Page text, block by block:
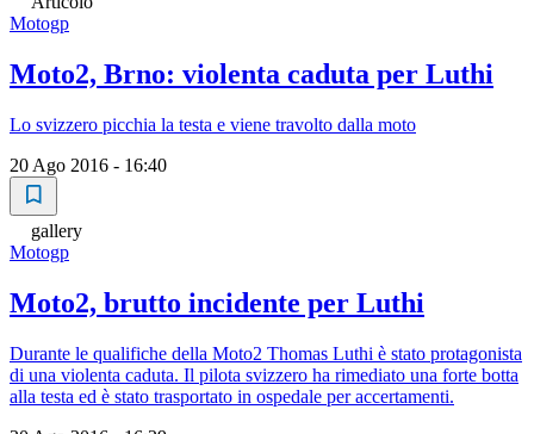
Motogp
Moto2, Brno: violenta caduta per Luthi
Lo svizzero picchia la testa e viene travolto dalla moto
20 Ago 2016 - 16:40
gallery
Motogp
Moto2, brutto incidente per Luthi
Durante le qualifiche della Moto2 Thomas Luthi è stato protagonista
di una violenta caduta. Il pilota svizzero ha rimediato una forte botta
alla testa ed è stato trasportato in ospedale per accertamenti.